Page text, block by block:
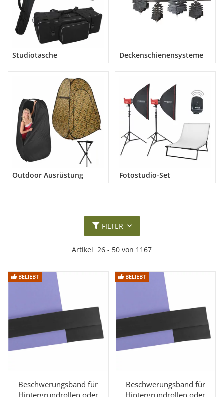
Studiotasche Deckenschienensysteme
Outdoor Ausrüstung Fotostudio-Set
FILTER
Artikel 26 - 50 von 1167
BELIEBT
BELIEBT
Beschwerungsband für
BELIEBT
BELIEBT
Beschwerungsband für